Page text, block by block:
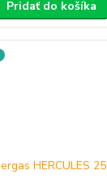
Pridať do košíka